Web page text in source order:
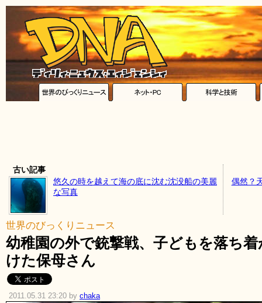
古い記事
悠久の時を越えて海の底に沈む沈没船の美麗
な写真
偶然？
世界のびっくりニュース
幼稚園の外で銃撃戦、子どもを落ち
けた保母さん
2011.05.31 23:20 by chaka